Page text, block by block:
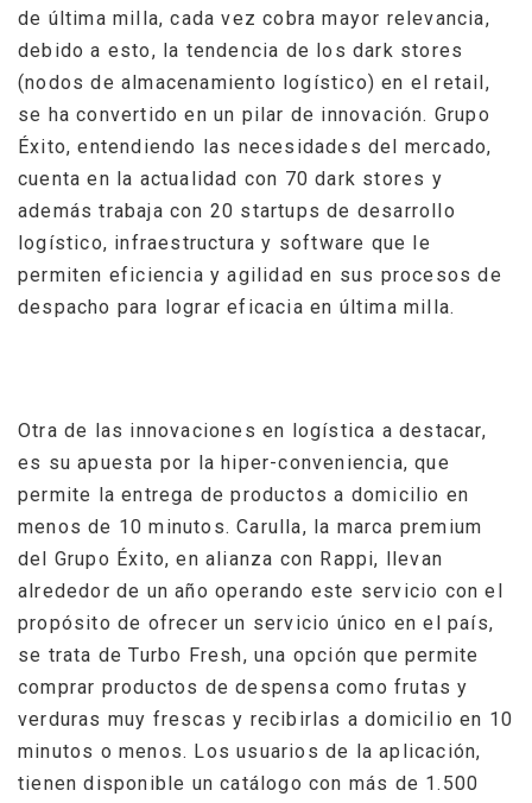
de última milla, cada vez cobra mayor relevancia,
debido a esto, la tendencia de los dark stores
(nodos de almacenamiento logístico) en el retail,
se ha convertido en un pilar de innovación. Grupo
Éxito, entendiendo las necesidades del mercado,
cuenta en la actualidad con 70 dark stores y
además trabaja con 20 startups de desarrollo
logístico, infraestructura y software que le
permiten eficiencia y agilidad en sus procesos de
despacho para lograr eficacia en última milla.
Otra de las innovaciones en logística a destacar,
es su apuesta por la hiper-conveniencia, que
permite la entrega de productos a domicilio en
menos de 10 minutos. Carulla, la marca premium
del Grupo Éxito, en alianza con Rappi, llevan
alrededor de un año operando este servicio con el
propósito de ofrecer un servicio único en el país,
se trata de Turbo Fresh, una opción que permite
comprar productos de despensa como frutas y
verduras muy frescas y recibirlas a domicilio en 10
minutos o menos. Los usuarios de la aplicación,
tienen disponible un catálogo con más de 1.500